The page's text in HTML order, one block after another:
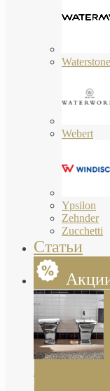
Waterstone
Webert
Ypsilon
Zehnder
Zucchetti
Статьи
Butterfly